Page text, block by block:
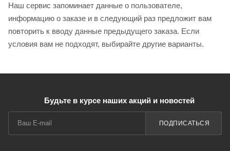
Наш сервис запоминает данные о пользователе,
информацию о заказе и в следующий раз предложит вам
повторить к вводу данные предыдущего заказа. Если
условия вам не подходят, выбирайте другие варианты.
Будьте в курсе наших акций и новостей
ПОДПИСАТЬСЯ